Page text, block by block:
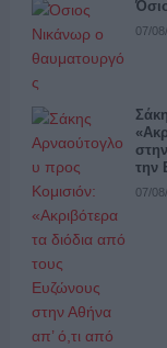
07/
την
07/